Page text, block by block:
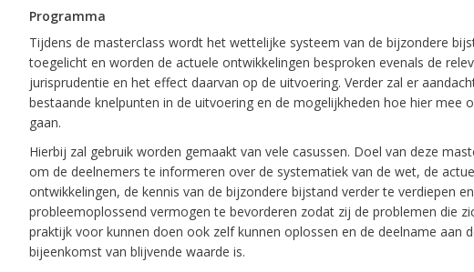
Programma
Tijdens de masterclass wordt het wettelijke systeem van de bijzondere
toegelicht en worden de actuele ontwikkelingen besproken evenals de
jurisprudentie en het effect daarvan op de uitvoering. Verder zal er
bestaande knelpunten in de uitvoering en de mogelijkheden hoe hier mee
gaan.
Hierbij zal gebruik worden gemaakt van vele casussen. Doel van deze
om de deelnemers te informeren over de systematiek van de wet, de
ontwikkelingen, de kennis van de bijzondere bijstand verder te verdiepen
probleemoplossend vermogen te bevorderen zodat zij de problemen die
praktijk voor kunnen doen ook zelf kunnen oplossen en de deelname aan
bijeenkomst van blijvende waarde is.